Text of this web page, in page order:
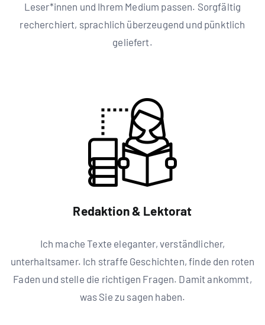
Leser*innen und Ihrem Medium passen. Sorgfältig
recherchiert, sprachlich überzeugend und pünktlich
geliefert.
Redaktion & Lektorat
Ich mache Texte eleganter, verständlicher,
unterhaltsamer. Ich straffe Geschichten, finde den roten
Faden und stelle die richtigen Fragen. Damit ankommt,
was Sie zu sagen haben.